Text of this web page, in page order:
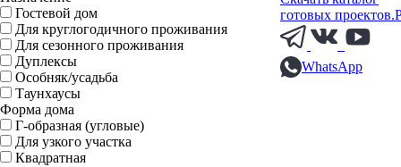
готовых
WhatsApp
Гостевой дом
Для круглогодичного проживания
Для сезонного проживания
Дуплексы
Особняк/усадьба
Таунхаусы
Форма дома
Г-образная (угловые)
Для узкого участка
Квадратная